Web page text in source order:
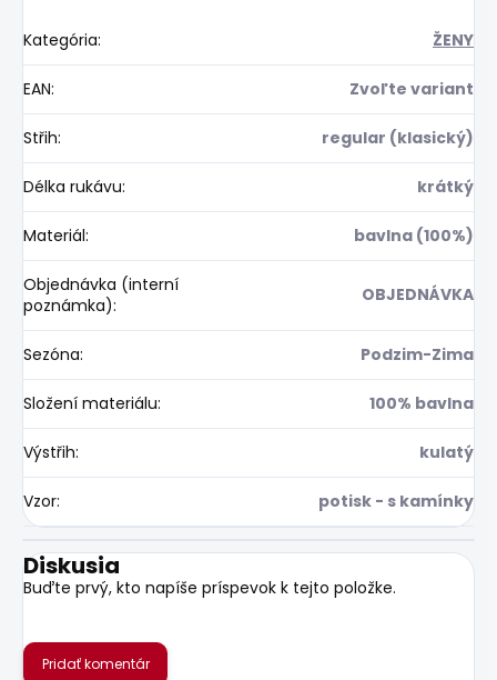
Kategória: ŽENY
EAN: Zvoľte variant
Střih: regular (klasický)
Délka rukávu: krátký
Materiál: bavlna (100%)
Objednávka (interní
poznámka): OBJEDNÁVKA
Sezóna: Podzim-Zima
Složení materiálu: 100% bavlna
Výstřih: kulatý
Vzor: potisk - s kamínky
Diskusia
Buďte prvý, kto napíše príspevok k tejto položke.
Pridať komentár